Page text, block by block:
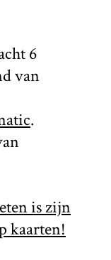
6
van
.
is zijn
kaarten!